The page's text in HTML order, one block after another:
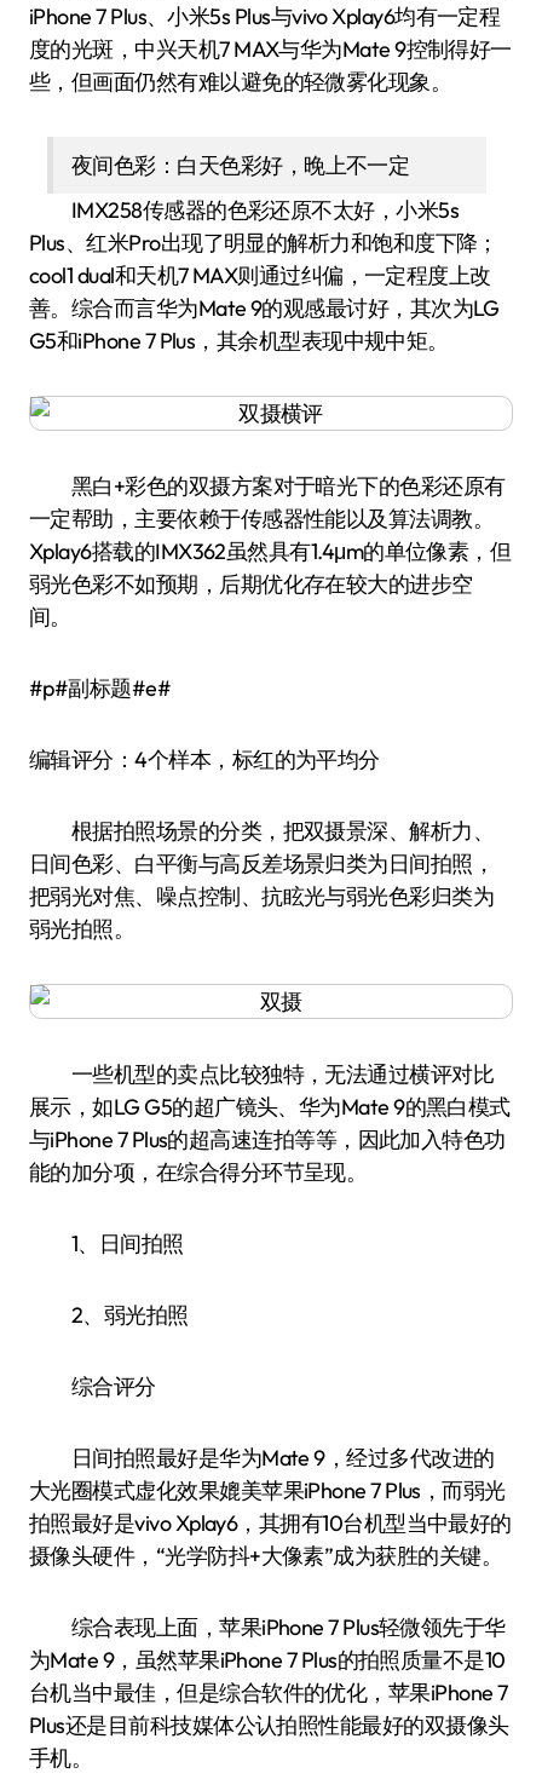
iPhone 7 Plus、小米5s Plus与vivo Xplay6均有一定程
度的光斑，中兴天机7 MAX与华为Mate 9控制得好一
些，但画面仍然有难以避免的轻微雾化现象。
夜间色彩：白天色彩好，晚上不一定
IMX258传感器的色彩还原不太好，小米5s
Plus、红米Pro出现了明显的解析力和饱和度下降；
cool1 dual和天机7 MAX则通过纠偏，一定程度上改
善。综合而言华为Mate 9的观感最讨好，其次为LG
G5和iPhone 7 Plus，其余机型表现中规中矩。
黑白+彩色的双摄方案对于暗光下的色彩还原有
一定帮助，主要依赖于传感器性能以及算法调教。
Xplay6搭载的IMX362虽然具有1.4μm的单位像素，但
弱光色彩不如预期，后期优化存在较大的进步空
间。
#p#副标题#e#
编辑评分：4个样本，标红的为平均分
根据拍照场景的分类，把双摄景深、解析力、
日间色彩、白平衡与高反差场景归类为日间拍照，
把弱光对焦、噪点控制、抗眩光与弱光色彩归类为
弱光拍照。
一些机型的卖点比较独特，无法通过横评对比
展示，如LG G5的超广镜头、华为Mate 9的黑白模式
与iPhone 7 Plus的超高速连拍等等，因此加入特色功
能的加分项，在综合得分环节呈现。
1、日间拍照
2、弱光拍照
综合评分
日间拍照最好是华为Mate 9，经过多代改进的
大光圈模式虚化效果媲美苹果iPhone 7 Plus，而弱光
拍照最好是vivo Xplay6，其拥有10台机型当中最好的
摄像头硬件，“光学防抖+大像素”成为获胜的关键。
综合表现上面，苹果iPhone 7 Plus轻微领先于华
为Mate 9，虽然苹果iPhone 7 Plus的拍照质量不是10
台机当中最佳，但是综合软件的优化，苹果iPhone 7
Plus还是目前科技媒体公认拍照性能最好的双摄像头
手机。